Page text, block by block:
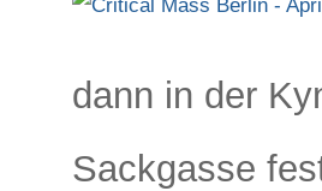
dann in der
Sackgasse